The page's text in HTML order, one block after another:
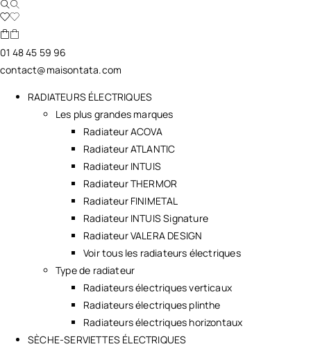
01 48 45 59 96
contact@maisontata.com
RADIATEURS ÉLECTRIQUES
Les plus grandes marques
Radiateur ACOVA
Radiateur ATLANTIC
Radiateur INTUIS
Radiateur THERMOR
Radiateur FINIMETAL
Radiateur INTUIS Signature
Radiateur VALERA DESIGN
Voir tous les radiateurs électriques
Type de radiateur
Radiateurs électriques verticaux
Radiateurs électriques plinthe
Radiateurs électriques horizontaux
SÈCHE-SERVIETTES ÉLECTRIQUES